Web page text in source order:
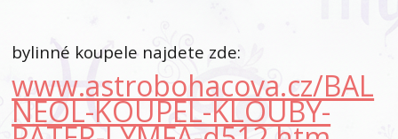
bylinné koupele najdete zde:
www.astrobohacova.cz/BAL
NEOL-KOUPEL-KLOUBY-